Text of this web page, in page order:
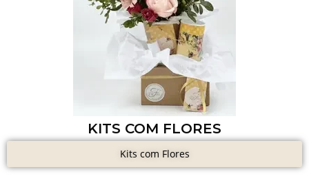
KITS COM FLORES
Kits com Flores